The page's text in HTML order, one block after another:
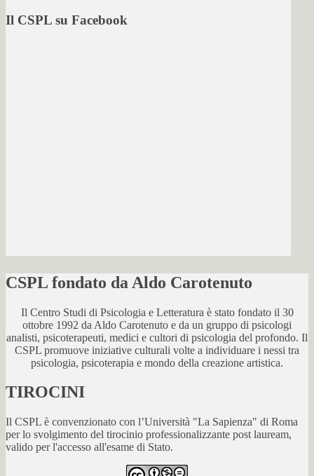
Il CSPL su Facebook
CSPL fondato da Aldo Carotenuto
Il Centro Studi di Psicologia e Letteratura è stato fondato il 30
ottobre 1992 da Aldo Carotenuto e da un gruppo di psicologi
analisti, psicoterapeuti, medici e cultori di psicologia del profondo. Il
CSPL promuove iniziative culturali volte a individuare i nessi tra
psicologia, psicoterapia e mondo della creazione artistica.
TIROCINI
Il CSPL è convenzionato con l’Università "La Sapienza" di Roma
per lo svolgimento del tirocinio professionalizzante post lauream,
valido per l'accesso all'esame di Stato.